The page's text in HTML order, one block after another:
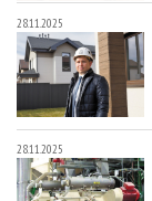
28.11.2025
28.11.2025